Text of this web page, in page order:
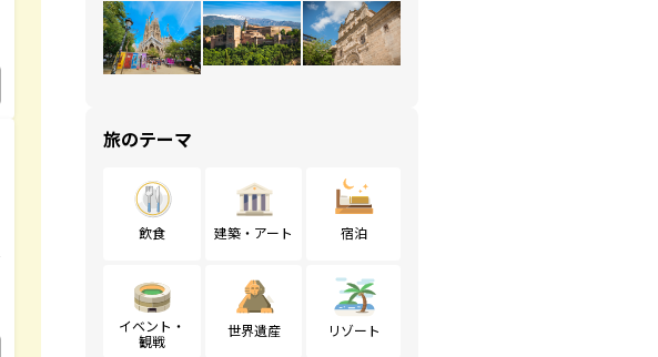
旅のテーマ
飲食 建築・アート 宿泊
イベント・
観戦
世界遺産 リゾート